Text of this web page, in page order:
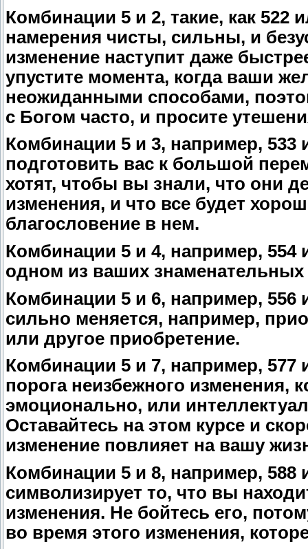
Комбинации 5 и 2, такие, как
намерения чисты, сильны, и
изменение наступит даже
упустите момента, когда ваши
неожиданными способами,
с Богом часто, и просите
Комбинации 5 и 3, например, 533
подготовить вас к большой
хотят, чтобы вы знали, что они
изменения, и что все будет
благословение в нем.
Комбинации 5 и 4, например, 554
одном из ваших
Комбинации 5 и 6, например, 556
сильно меняется, например,
или другое приобретение.
Комбинации 5 и 7, например, 577
порога неизбежного изменения,
эмоционально, или
Оставайтесь на этом курсе и
изменение повлияет на вашу
Комбинации 5 и 8, например,
символизирует то, что вы
изменения. Не бойтесь его,
во время этого изменения,